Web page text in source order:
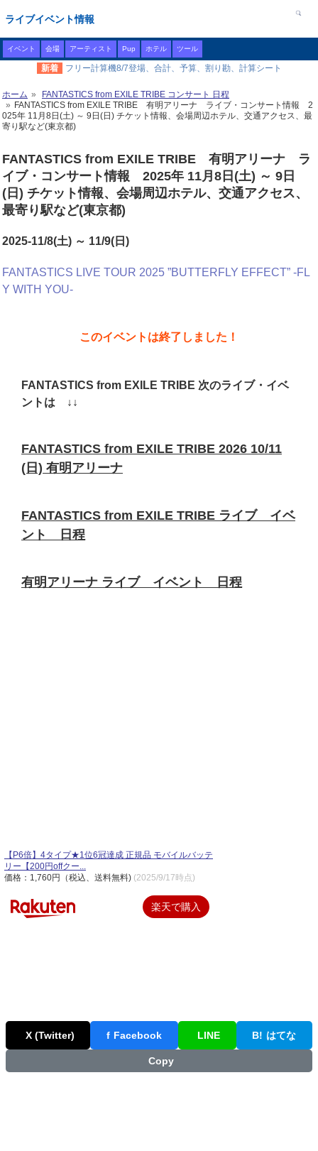
ライブイベント情報
イベント 会場 アーティスト Pup ホテル ツール
新着 フリー計算機8/7登場、合計、予算、割り勘、計算シート
ホーム
FANTASTICS from EXILE TRIBE コンサート 日程
FANTASTICS from EXILE TRIBE 有明アリーナ ライブ・コンサート情報 2
025年 11月8日(土) ～ 9日(日) チケット情報、会場周辺ホテル、交通アクセス、最
寄り駅など(東京都)
FANTASTICS from EXILE TRIBE 有明アリーナ ラ
イブ・コンサート情報 2025年 11月8日(土) ～ 9日
(日) チケット情報、会場周辺ホテル、交通アクセス、
最寄り駅など(東京都)
2025-11/8(土) ～ 11/9(日)
FANTASTICS LIVE TOUR 2025 ”BUTTERFLY EFFECT” -FL
Y WITH YOU-
このイベントは終了しました！
FANTASTICS from EXILE TRIBE 次のライブ・イベ
ントは ↓↓
FANTASTICS from EXILE TRIBE 2026 10/11
(日) 有明アリーナ
FANTASTICS from EXILE TRIBE ライブ イベ
ント 日程
有明アリーナ ライブ イベント 日程
【P6倍】4タイプ★1位6冠達成 正規品 モバイルバッテ
リー【200円offクー...
価格：1,760円（税込、送料無料) (2025/9/17時点)
楽天で購入
X (Twitter) f Facebook LINE B! はてな
Copy